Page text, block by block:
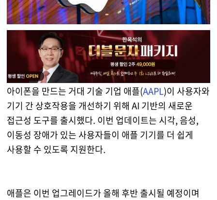
아이폰을 만드는 거대 기술 기업 애플(AAPL)이 사용자와
기기 간 상호작용을 개선하기 위해 AI 기반의 새로운
접근성 도구를 출시했다. 이번 업데이트는 시각, 음성,
이동성 장애가 있는 사용자들이 애플 기기를 더 쉽게
사용할 수 있도록 지원한다.
애플은 이번 업그레이드가 올해 후반 출시될 예정이며